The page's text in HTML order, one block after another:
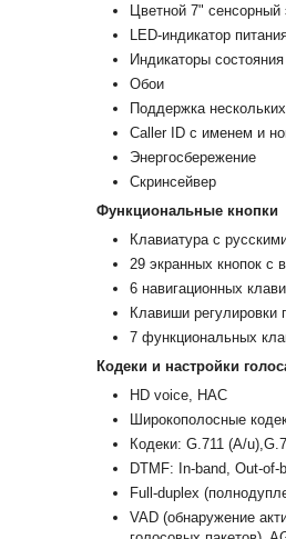
Цветной 7"
LED-индикатор
Индикаторы
Обои
Поддержка
Caller ID с именем и
Энергосбережение
Скринсейвер
Функциональные кнопки
Клавиатура с
29 экранных кнопок с
6 навигационных
Клавиши регулировки
7 функциональных
Кодеки и настройки
HD voice, HAC
Широкополосные
Кодеки: G.711 (A/
DTMF: In-band, Out-
Full-duplex
VAD (обнаружение